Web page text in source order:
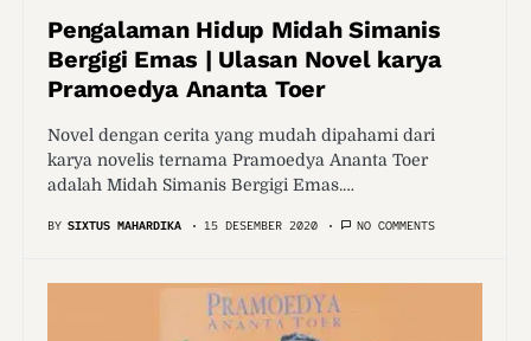
Pengalaman Hidup Midah Simanis
Bergigi Emas | Ulasan Novel karya
Pramoedya Ananta Toer
Novel dengan cerita yang mudah dipahami dari
karya novelis ternama Pramoedya Ananta Toer
adalah Midah Simanis Bergigi Emas.…
BY SIXTUS MAHARDIKA 15 DESEMBER 2020 NO COMMENTS